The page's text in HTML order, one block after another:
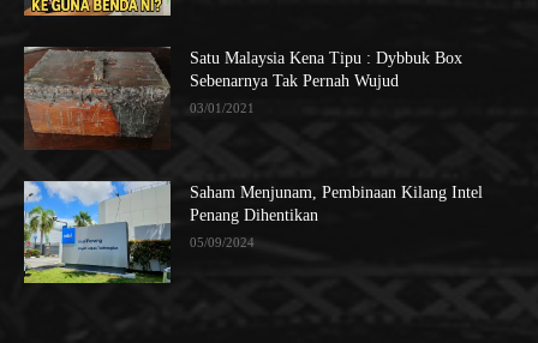
Satu Malaysia Kena Tipu : Dybbuk Box
Sebenarnya Tak Pernah Wujud
03/01/2021
Saham Menjunam, Pembinaan Kilang Intel
Penang Dihentikan
05/09/2024